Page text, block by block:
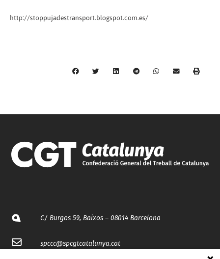
http://stoppujadestransport.blogspot.com.es/
C/ Burgos 59, Baixos – 08014 Barcelona
spccc@spcgtcatalunya.cat